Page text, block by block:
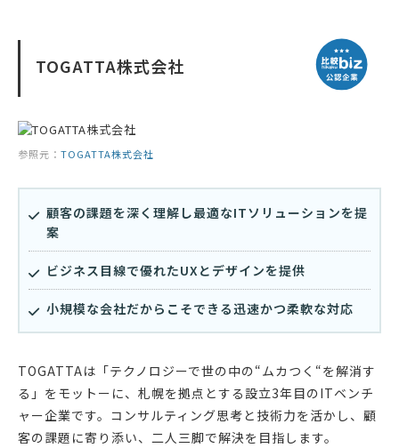
TOGATTA株式会社
参照元： TOGATTA株式会社
顧客の課題を深く理解し最適なITソリューションを提
案
ビジネス目線で優れたUXとデザインを提供
小規模な会社だからこそできる迅速かつ柔軟な対応
TOGATTAは「テクノロジーで世の中の“ムカつく“を解消す
る」をモットーに、札幌を拠点とする設立3年目のITベンチ
ャー企業です。コンサルティング思考と技術力を活かし、顧
客の課題に寄り添い、二人三脚で解決を目指します。